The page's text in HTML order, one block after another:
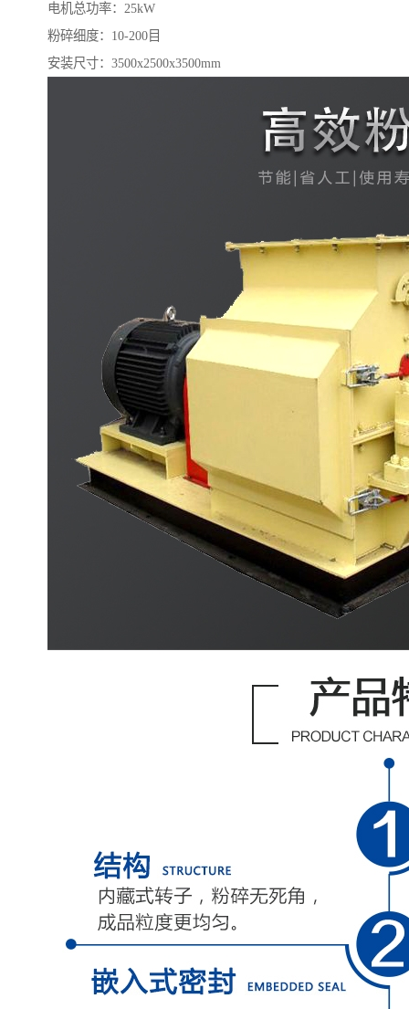
电机总功率：25kW
粉碎细度：10-200目
安装尺寸：3500x2500x3500mm